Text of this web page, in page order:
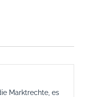
Marktrechte, es